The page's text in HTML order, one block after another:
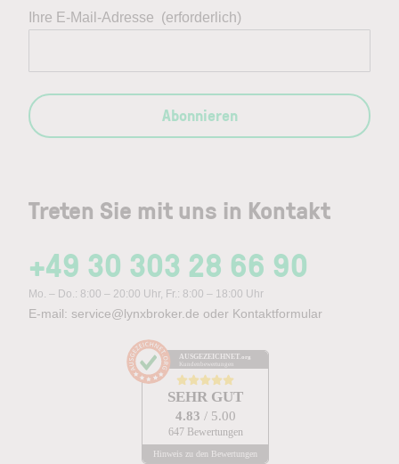
Treten Sie mit uns in Kontakt
+49 30 303 28 66 90
Mo. – Do.: 8:00 – 20:00 Uhr, Fr.: 8:00 – 18:00 Uhr
E-mail: service@lynxbroker.de oder Kontaktformular
AUSGEZEICHNET .org
Kundenbewertungen
SEHR GUT
4.83 / 5.00
647 Bewertungen
Hinweis zu den Bewertungen
Ihre E-Mail-Adresse (erforderlich)
Abonnieren